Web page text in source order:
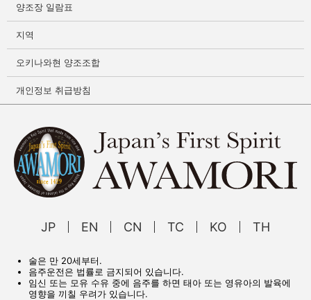
양조장 일람표
지역
오키나와현 양조조합
개인정보 취급방침
JP EN CN TC KO TH
술은 만 20세부터.
음주운전은 법률로 금지되어 있습니다.
임신 또는 모유 수유 중에 음주를 하면 태아 또는 영유아의 발육에
영향을 끼칠 우려가 있습니다.